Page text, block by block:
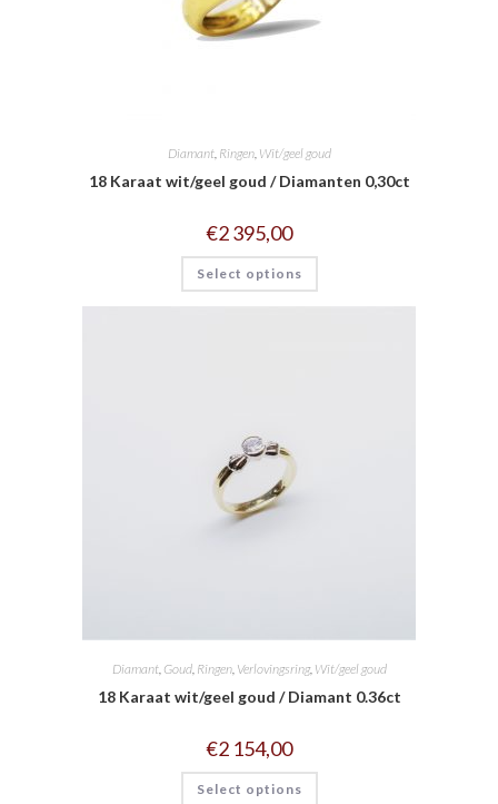
Diamant, Ringen, Wit/geel goud
18 Karaat wit/geel goud / Diamanten 0,30ct
€2 395,00
Select options
Diamant, Goud, Ringen, Verlovingsring, Wit/geel goud
18 Karaat wit/geel goud / Diamant 0.36ct
€2 154,00
Select options